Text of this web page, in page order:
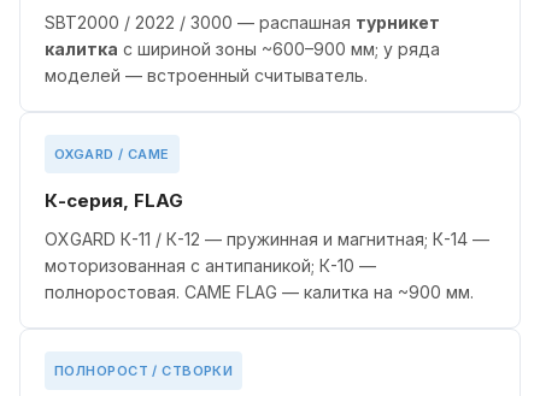
SBT2000 / 2022 / 3000 — распашная турникет
калитка с шириной зоны ~600–900 мм; у ряда
моделей — встроенный считыватель.
OXGARD / CAME
К-серия, FLAG
OXGARD К-11 / К-12 — пружинная и магнитная; К-14 —
моторизованная с антипаникой; К-10 —
полноростовая. CAME FLAG — калитка на ~900 мм.
ПОЛНОРОСТ / СТВОРКИ